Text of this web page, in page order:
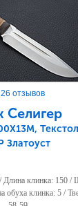
26 отзывов
Селигер
Златоуст
Длина клинка: 150 /
обуха клинка: 5 /